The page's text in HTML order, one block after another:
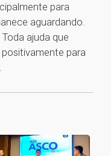
para
aguardando.
ajuda que
para